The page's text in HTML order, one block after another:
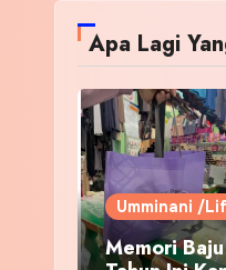
Apa Lagi
Umminani /
Memori